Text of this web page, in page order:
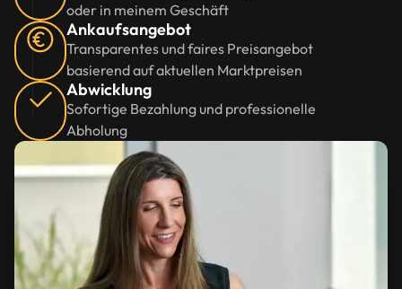
oder in meinem Geschäft
Ankaufsangebot
Transparentes und faires Preisangebot
basierend auf aktuellen Marktpreisen
Abwicklung
Sofortige Bezahlung und professionelle
Abholung